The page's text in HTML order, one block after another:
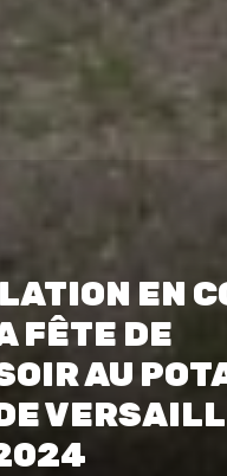
EN
FÊTE DE
AU